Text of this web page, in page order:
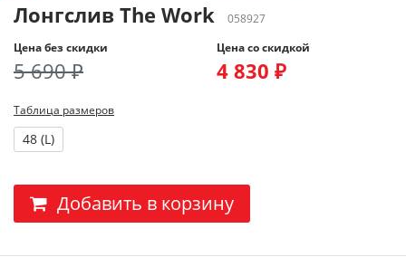
Лонгслив The Work
058927
Цена без скидки
5 690 ₽
Цена со скидкой
4 830 ₽
Таблица размеров
48 (L)
Добавить в корзину